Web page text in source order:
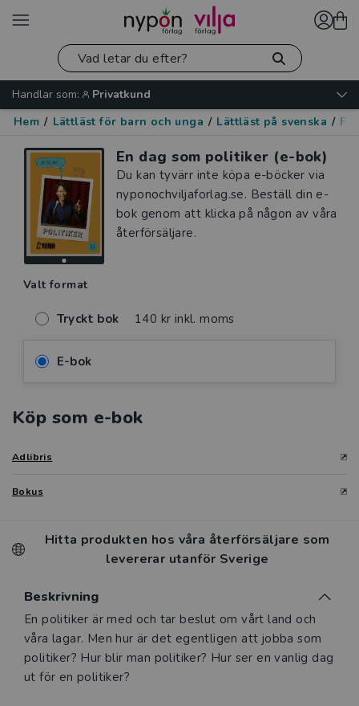
Handlar som:
Privatkund
Hem / Lättläst för barn och unga / Lättläst på svenska /
En dag som politiker (e-bok)
Du kan tyvärr inte köpa e-böcker via
nyponochviljaforlag.se. Beställ din e-
bok genom att klicka på någon av våra
återförsäljare.
Valt format
Tryckt bok 140 kr inkl. moms
E-bok
Köp som e-bok
Adlibris
Bokus
Hitta produkten hos våra återförsäljare som
levererar utanför Sverige
Beskrivning
En politiker är med och tar beslut om vårt land och
våra lagar. Men hur är det egentligen att jobba som
politiker? Hur blir man politiker? Hur ser en vanlig dag
ut för en politiker?